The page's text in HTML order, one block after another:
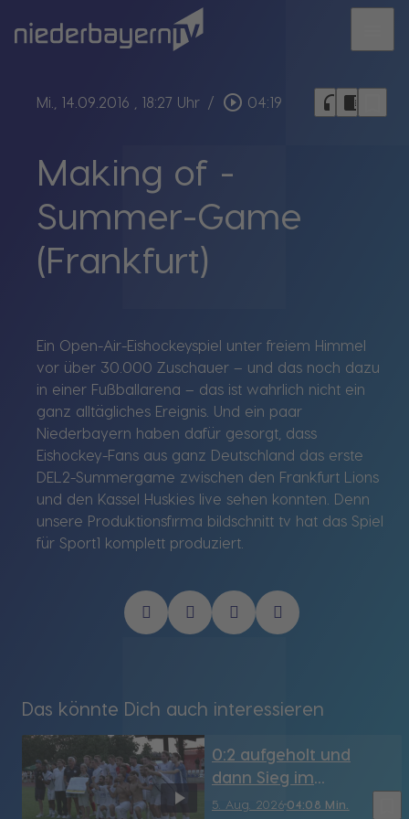
Mi., 14.09.2016 , 18:27 Uhr / play_circle_outline 04:19 headphones chrome_reader_mode
Making of -
Summer-Game
(Frankfurt)
Ein Open-Air-Eishockeyspiel unter freiem Himmel
vor über 30.000 Zuschauer – und das noch dazu
in einer Fußballarena – das ist wahrlich nicht ein
ganz alltägliches Ereignis. Und ein paar
Niederbayern haben dafür gesorgt, dass
Eishockey-Fans aus ganz Deutschland das erste
DEL2-Summergame zwischen den Frankfurt Lions
und den Kassel Huskies live sehen konnten. Denn
unsere Produktionsfirma bildschnitt tv hat das Spiel
für Sport1 komplett produziert.
Das könnte Dich auch interessieren
5. Aug. 202604:08 Min.
0:2 aufgeholt und
dann Sieg im
Elfmeterschießen: FC